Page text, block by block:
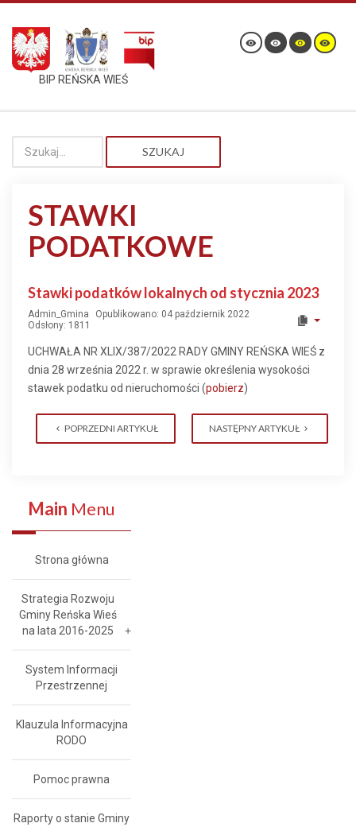
BIP REŃSKA WIEŚ
SZUKAJ
STAWKI
PODATKOWE
Stawki podatków lokalnych od stycznia 2023
Admin_Gmina
Opublikowano: 04 październik 2022
Odsłony: 1811
UCHWAŁA NR XLIX/387/2022 RADY GMINY REŃSKA WIEŚ z
dnia 28 września 2022 r. w sprawie określenia wysokości
stawek podatku od nieruchomości (pobierz)
POPRZEDNI ARTYKUŁ NASTĘPNY ARTYKUŁ
Main Menu
Strona główna
Strategia Rozwoju
Gminy Reńska Wieś
na lata 2016-2025
System Informacji
Przestrzennej
Klauzula Informacyjna
RODO
Pomoc prawna
Raporty o stanie Gminy